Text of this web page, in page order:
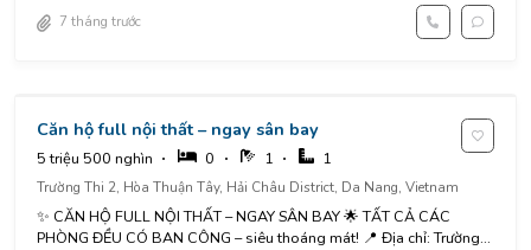
7 tháng trước
Căn hộ full nội thất – ngay sân bay
5 triệu 500 nghìn 0 1 1
Trường Thi 2, Hòa Thuận Tây, Hải Châu District, Da Nang, Vietnam
✨ CĂN HỘ FULL NỘI THẤT – NGAY SÂN BAY 🌟 TẤT CẢ CÁC
PHÒNG ĐỀU CÓ BAN CÔNG – siêu thoáng mát! 📍 Địa chỉ: Trường...